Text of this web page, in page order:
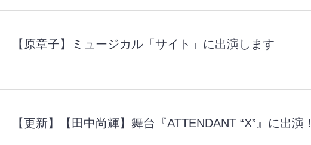
【原章子】ミュージカル「サイト」に出演します
【更新】【田中尚輝】舞台『ATTENDANT “X”』に出演！